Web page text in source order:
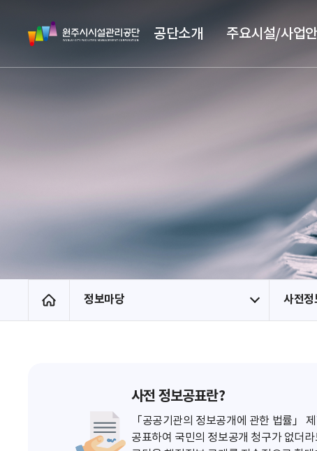
원
주
시
관
단
공단소개 주요시설/사업
홈 정보마당 사전정
사전 정보공표란?
「공공기관의 정보공개에 관한 법률」
공표하여 국민의 정보공개 청구가 없더